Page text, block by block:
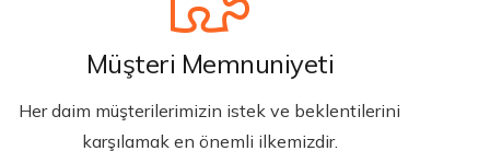
Müşteri Memnuniyeti
Her daim müşterilerimizin istek ve beklentilerini
karşılamak en önemli ilkemizdir.